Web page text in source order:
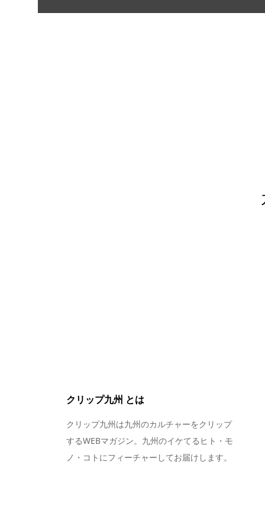
クリップ九州 とは
クリップ九州は九州のカルチャーをクリップ
するWEBマガジン。九州のイケてるヒト・モ
ノ・コトにフィーチャーしてお届けします。